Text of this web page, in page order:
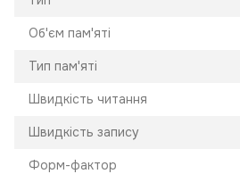
Об'єм пам'яті
Тип пам'яті
Швидкість читання
Швидкість запису
Форм-фактор